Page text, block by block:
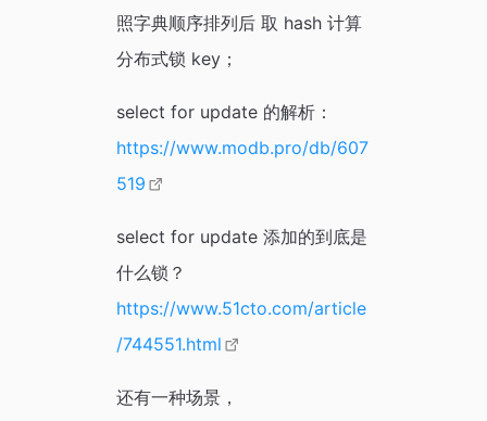
照字典顺序排列后 取 hash 计算
分布式锁 key；
select for update 的解析：
https://www.modb.pro/db/607
519
select for update 添加的到底是
什么锁？
https://www.51cto.com/article
/744551.html
还有一种场景，